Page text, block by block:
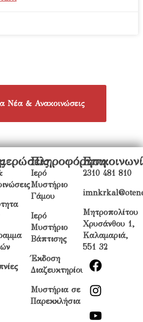
Νέα & Ανακοινώσεις
Πληροφόρηση
Ιερό
Μυστήριο
Γάμου
Ιερό
Μυστήριο
Βάπτισης
Έκδοση
Διαζευκτηρίου
Μυστήρια σε
Παρεκκλήσια
2310 481 810
Μητροπολίτου
Χρυσάνθου 1,
Καλαμαριά,
551 32